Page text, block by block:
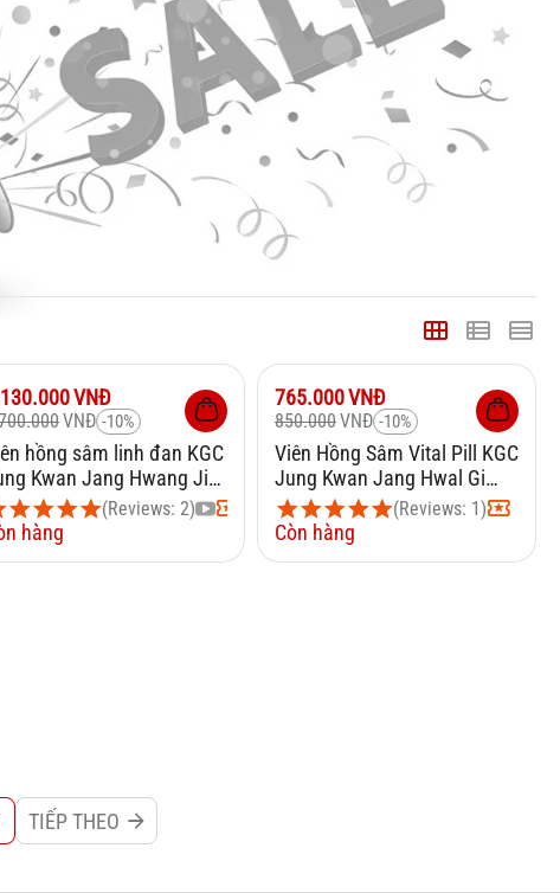
Giảm 10% VNĐ
VNĐ -10%
hồng sâm linh đan KGC
Kwan Jang Hwang Jin
4g x 12 viên(Reviews: 2)
hàng
Giảm 10%
765.000VNĐ
850.000VNĐ -10%
Viên Hồng Sâm Vital Pill KGC
Jung Kwan Jang Hwal Gi
Dan 3,75g x 10 Viên(Reviews: 1)
Còn hàng
TIẾP THEO